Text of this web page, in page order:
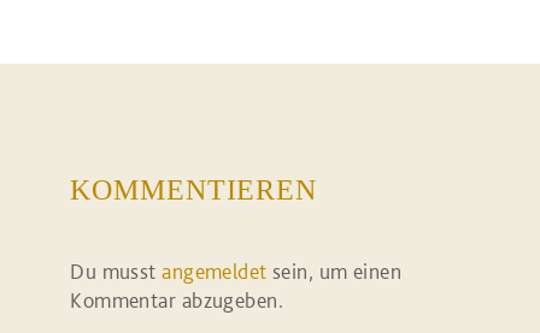
KOMMENTIEREN
Du musstangemeldet sein, um einen
Kommentar abzugeben.